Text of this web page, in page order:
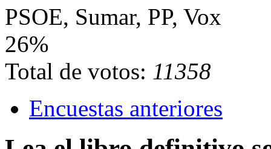
PSOE, Sumar, PP, Vox
26%
Total de votos: 11358
Encuestas anteriores